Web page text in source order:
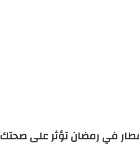
في رمضان تؤثر على صحتك